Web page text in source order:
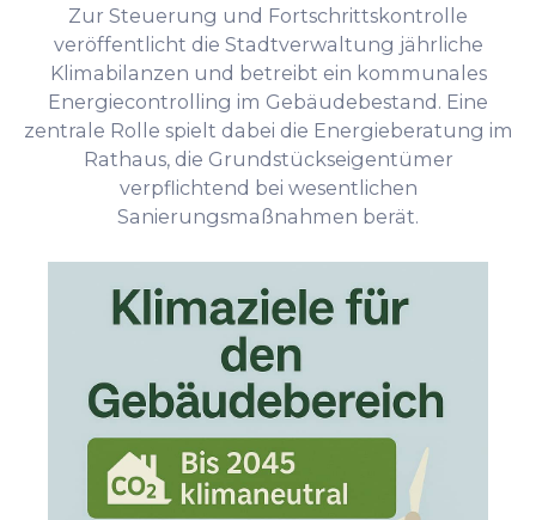
Zur Steuerung und Fortschrittskontrolle
veröffentlicht die Stadtverwaltung jährliche
Klimabilanzen und betreibt ein kommunales
Energiecontrolling im Gebäudebestand. Eine
zentrale Rolle spielt dabei die Energieberatung im
Rathaus, die Grundstückseigentümer
verpflichtend bei wesentlichen
Sanierungsmaßnahmen berät.